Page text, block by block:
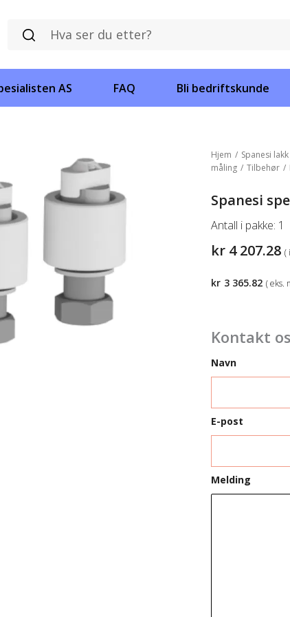
AS FAQ Bli bedriftskunde
Hjem / Spanesi
måling / Tilbehør /
Spanesi
kr 4 207.28 (
Kontakt
Navn
E-post
Melding
Antall i pakke: 1
kr 3 365.82 ( eks.